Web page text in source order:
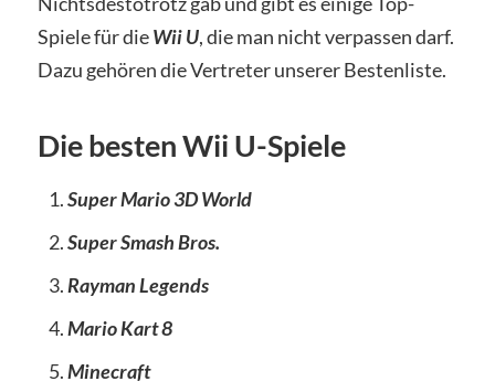
Spiele für dieWii U, die man nicht verpassen darf.
Dazu gehören die Vertreter unserer Bestenliste.
Die besten Wii U-Spiele
Super Mario 3D World
Super Smash Bros.
Rayman Legends
Mario Kart 8
Minecraft